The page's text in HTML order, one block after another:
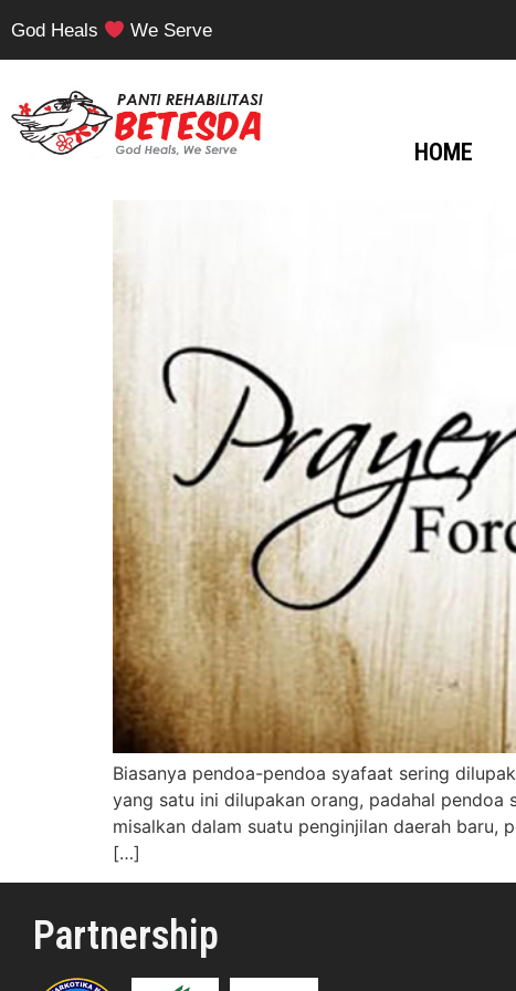
God Heals We Serve
HOME
Biasanya pendoa-pendoa syafaat sering
yang satu ini dilupakan orang, padahal pendoa
misalkan dalam suatu penginjilan daerah baru,
[…]
Partnership